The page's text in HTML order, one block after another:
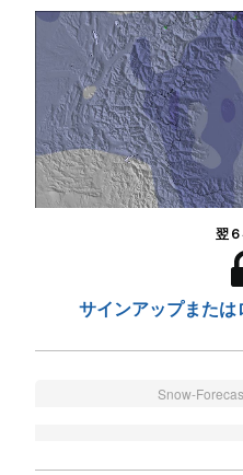
翌
サインアップまた
Snow-